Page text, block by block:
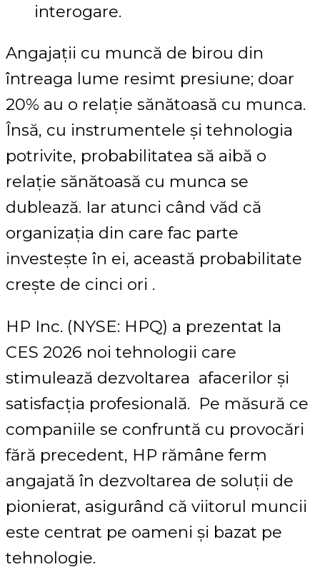
interogare.
Angajații cu muncă de birou din
întreaga lume resimt presiune; doar
20% au o relație sănătoasă cu munca.
Însă, cu instrumentele și tehnologia
potrivite, probabilitatea să aibă o
relație sănătoasă cu munca se
dublează. Iar atunci când văd că
organizația din care fac parte
investește în ei, această probabilitate
crește de cinci ori .
HP Inc. (NYSE: HPQ) a prezentat la
CES 2026 noi tehnologii care
stimulează dezvoltarea afacerilor și
satisfacția profesională. Pe măsură ce
companiile se confruntă cu provocări
fără precedent, HP rămâne ferm
angajată în dezvoltarea de soluții de
pionierat, asigurând că viitorul muncii
este centrat pe oameni și bazat pe
tehnologie.